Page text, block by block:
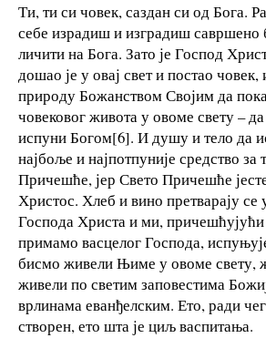
Ти, ти си човек, саздан си од Бога.
себе израдиш и изградиш савршено
личити на Бога. Зато је Господ
дошао је у овај свет и постао
природу Божанством Својим да
човековог живота у овоме свету –
испуни Богом[6]. И душу и тело да
најбоље и најпотпуније средство за
Причешће, јер Свето Причешће
Христос. Хлеб и вино претварају се
Господа Христа и ми,
примамо васцелог Господа,
бисмо живели Њиме у овоме свету,
живели по светим заповестима
врлинама еванђелским. Ето, ради
створен, ето шта је циљ васпитања.